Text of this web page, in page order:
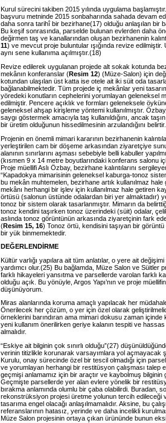
Kurul sürecini takiben 2015 yılında uygulama
başvuru metninde 2015 sonbaharında sahada devam
daha sonra tarihî bir bezirhane(17) olduğu anlaşılan bir
Bu keşif sonrasında, parselde bulunan evlerden daha
değirmen taş ve kanallarından oluşan bezirhanenin
11) ve mevcut proje buluntular ışığında revize
aynı sene kullanıma açılmıştır.(18)
Revize edilerek uygulanan projede alt sokak kotunda
mekânın konferanslar (Resim 12) (Müze-Salon) için
kotundan ulaşılan üst katta ise otele ait iki süit oda
bağlanabilmektedir. Tüm projede iç mekânlar yeni
yöredeki konutların cephelerini yorumlayan geleneksel
edilmiştir. Pencere açıklık ve formları geleneksele
geleneksel ahşap kirişleme yöntemi kullanılmıştır.
saygı göstermek amacıyla taş kullanıldığını, ancak
bir üretim olduğunun hissedilmesinin arzulandığını
Projenin en önemli mimari kararının bezirhanenin
yerleştirilen cam bir döşeme arkasından ziyaretçiye
alanının sınırlarını aşması sebebiyle belli kabuller
(kısmen 9 x 14 metre boyutlarındaki konferans salonu
Proje müellifi Aslı Özbay, bezirhane kalıntılarını
“Kapadokya mimarisinin geleneksel kaburga-tonoz
bu mekân muhtemelen, bezirhane artık kullanılmaz
mekânı herhangi bir işlev için kullanılmaz hale getiren
örtüsü (salonun üstünde odalardan biri yer almaktadır)
tonoz bir sistem olarak tasarlanmıştır. Mimarın da
tonoz kendini taşırken tonoz üzerindeki (süit) odalar,
aslında tonoz görüntünün arkasında ziyaretçinin fark
(Resim 15, 16) Tonoz örtü, kendisini taşıyan bir
bir yük binmemektedir.
DEĞERLENDİRME
Kültür varlığı yapılara ait tüm anlatılar, o yere ait
yardımcı olur.(25) Bu bağlamda, Müze Salon ve Süitler
farklı hikayeleri yansıtma ve parsellerde varolan farklı
olduğu açık. Bu yönüyle, Argos Yapı’nın ve proje
düşünüyorum.
Miras alanlarında koruma amaçlı yapılacak her
Önerilecek her çözüm, o yer için özel olarak
örneklerini barındıran ama mimari dokusu zaman
yeni kullanım önerilirken geriye kalanın tespiti ve
almalıdır.
“Eskiye ait bilginin çok sınırlı olduğu”(27)
verinin titizlikle korunarak varsayımlara yol açmayacak
Kurulu, onay sürecinde özel bir tescil olmadığı için
ve yorumlayan herhangi bir restitüsyon çalışması talep
geçmişi anlamamız için bir araçtır ve kaybolmuş bilginin
Geçmişte parsellerde yer alan evlere yönelik bir
bırakma anlamında olumlu bir çaba olabilirdi. Buradan,
rekonstrüksiyon projesi üretme yolunun tercih edileceği
tasarıma engel olacağı anlaşılmamalıdır. Aksine, bu
referanslarının hatasız, yerinde ve daha incelikli
Müze Salon projesinin ortaya çıkan ürününde bunun